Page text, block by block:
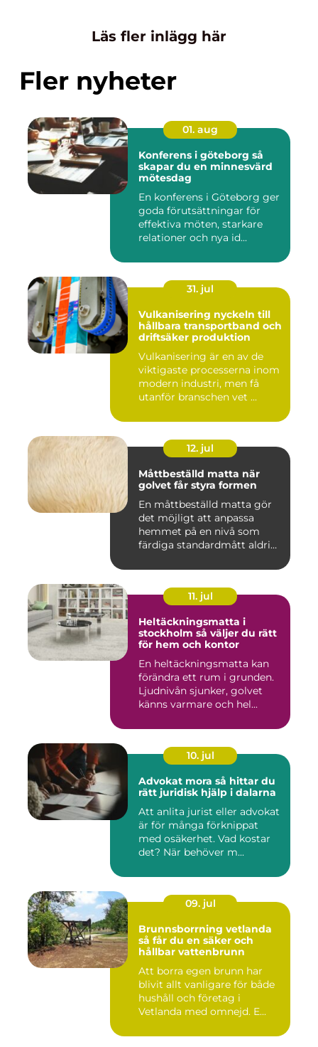
Läs fler inlägg här
Fler nyheter
01. aug
Konferens i göteborg så
skapar du en minnesvärd
mötesdag
En konferens i Göteborg ger
goda förutsättningar för
effektiva möten, starkare
relationer och nya id...
31. jul
Vulkanisering nyckeln till
hållbara transportband och
driftsäker produktion
Vulkanisering är en av de
viktigaste processerna inom
modern industri, men få
utanför branschen vet ...
12. jul
Måttbeställd matta när
golvet får styra formen
En måttbeställd matta gör
det möjligt att anpassa
hemmet på en nivå som
färdiga standardmått aldrig
11. jul
Heltäckningsmatta i
stockholm så väljer du rätt
för hem och kontor
En heltäckningsmatta kan
förändra ett rum i grunden.
Ljudnivån sjunker, golvet
känns varmare och hel...
10. jul
Advokat mora så hittar du
rätt juridisk hjälp i dalarna
Att anlita jurist eller advokat
är för många förknippat
med osäkerhet. Vad kostar
det? När behöver m...
09. jul
Brunnsborrning vetlanda
så får du en säker och
hållbar vattenbrunn
Att borra egen brunn har
blivit allt vanligare för både
hushåll och företag i
Vetlanda med omnejd. E...